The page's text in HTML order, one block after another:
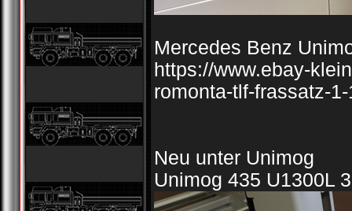
Mercedes Benz
https://www.ebay-
romonta-tlf-frassatz-
Neu unter Unimog
Unimog 435 U1300L